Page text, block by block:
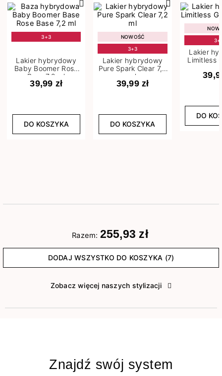
3+3
Lakier hybrydowy
Baby Boomer Rose
Base 7,2 ml
39,99 zł
DO KOSZYKA
NOWOŚĆ
3+3
Lakier hybrydowy
Pure Spark Clear 7,2
ml
39,99 zł
DO KOSZYKA
Lakier
Limitless
DO
Razem: 255,93 zł
DODAJ WSZYSTKO DO KOSZYKA (7)
Zobacz więcej naszych stylizacji
Znajdź swój system